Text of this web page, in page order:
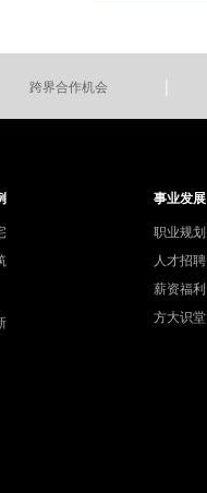
跨界合作机会 |
事业发展
职业规划
人才招聘
薪资福利
方大识堂